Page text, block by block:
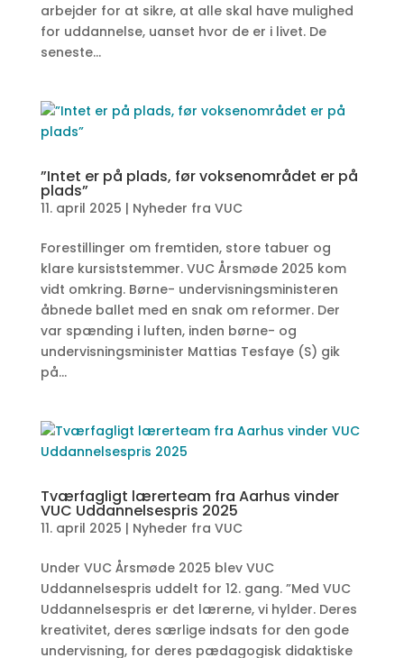
arbejder for at sikre, at alle skal have mulighed
for uddannelse, uanset hvor de er i livet. De
seneste...
”Intet er på plads, før voksenområdet er på
plads”
11. april 2025 | Nyheder fra VUC
Forestillinger om fremtiden, store tabuer og
klare kursiststemmer. VUC Årsmøde 2025 kom
vidt omkring. Børne- undervisningsministeren
åbnede ballet med en snak om reformer. Der
var spænding i luften, inden børne- og
undervisningsminister Mattias Tesfaye (S) gik
på...
Tværfagligt lærerteam fra Aarhus vinder
VUC Uddannelsespris 2025
11. april 2025 | Nyheder fra VUC
Under VUC Årsmøde 2025 blev VUC
Uddannelsespris uddelt for 12. gang. ”Med VUC
Uddannelsespris er det lærerne, vi hylder. Deres
kreativitet, deres særlige indsats for den gode
undervisning, for deres pædagogisk didaktiske